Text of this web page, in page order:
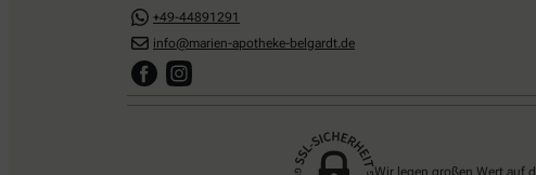
+49-44891291
info@marien-apotheke-belgardt.de
Wir legen großen Wert auf